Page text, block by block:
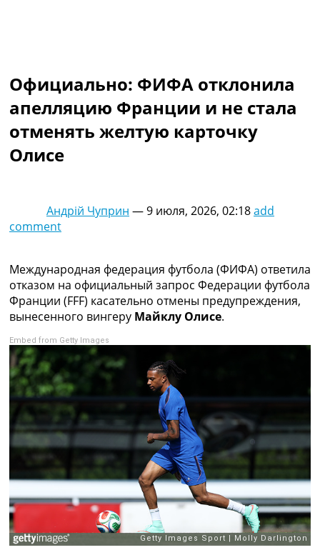
Украина. Первая Лига
Лига Чемпионов
Англия. Премьер Лига
Испания. Ла Лига
Другие Турниры >>>
Таблицы
Лига Чемпионов. Таблицы групп
Все таблицы >>>
Рейтинги
Рейтинг стран УЕФА
Рейтинг клубов УЕФА
Рейтинг ФИФА
ТВ программа
RU
UA
Categories
Главная
Новости футбола
Видео
Трансферы
Новости футбола Украины
Последние комментарии
Конкурс прогнозов
Официально: ФИФА отклонила
апелляцию Франции и не стала
отменять желтую карточку
Олисе
Андрій Чуприн —9 июля, 2026, 02:18add
comment
Международная федерация футбола (ФИФА) ответила
отказом на официальный запрос Федерации футбола
Франции (FFF) касательно отмены предупреждения,
вынесенного вингеру Майклу Олисе.
Embed from Getty Images